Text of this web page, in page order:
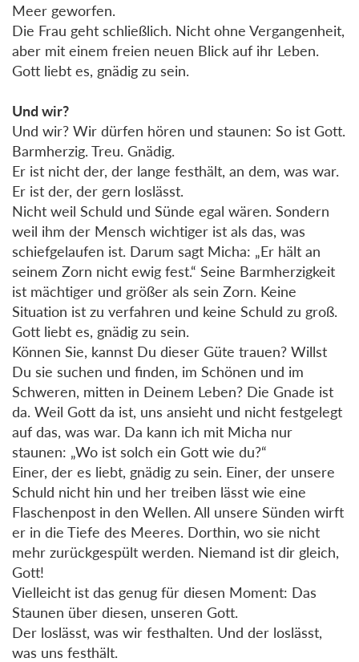
Meer geworfen.
Die Frau geht schließlich. Nicht ohne Vergangenheit,
aber mit einem freien neuen Blick auf ihr Leben.
Gott liebt es, gnädig zu sein.
Und wir?
Und wir? Wir dürfen hören und staunen: So ist Gott.
Barmherzig. Treu. Gnädig.
Er ist nicht der, der lange festhält, an dem, was war.
Er ist der, der gern loslässt.
Nicht weil Schuld und Sünde egal wären. Sondern
weil ihm der Mensch wichtiger ist als das, was
schiefgelaufen ist. Darum sagt Micha: „Er hält an
seinem Zorn nicht ewig fest.“ Seine Barmherzigkeit
ist mächtiger und größer als sein Zorn. Keine
Situation ist zu verfahren und keine Schuld zu groß.
Gott liebt es, gnädig zu sein.
Können Sie, kannst Du dieser Güte trauen? Willst
Du sie suchen und finden, im Schönen und im
Schweren, mitten in Deinem Leben? Die Gnade ist
da. Weil Gott da ist, uns ansieht und nicht festgelegt
auf das, was war. Da kann ich mit Micha nur
staunen: „Wo ist solch ein Gott wie du?“
Einer, der es liebt, gnädig zu sein. Einer, der unsere
Schuld nicht hin und her treiben lässt wie eine
Flaschenpost in den Wellen. All unsere Sünden wirft
er in die Tiefe des Meeres. Dorthin, wo sie nicht
mehr zurückgespült werden. Niemand ist dir gleich,
Gott!
Vielleicht ist das genug für diesen Moment: Das
Staunen über diesen, unseren Gott.
Der loslässt, was wir festhalten. Und der loslässt,
was uns festhält.